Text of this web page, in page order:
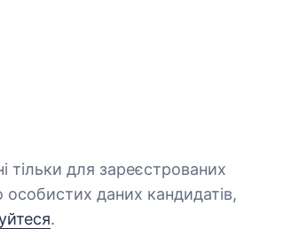
тільки для зареєстрованих
даних кандидатів,
.